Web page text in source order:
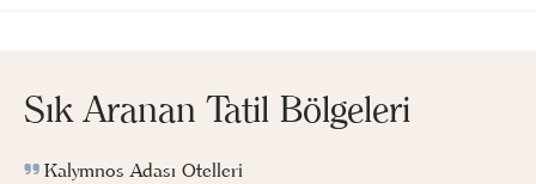
Sık Aranan Tatil Bölgeleri
Kalymnos Adası Otelleri